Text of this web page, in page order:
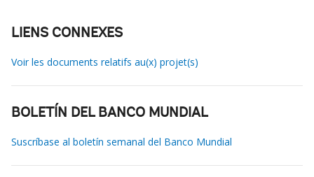
LIENS CONNEXES
Voir les documents relatifs au(x) projet(s)
BOLETÍN DEL BANCO MUNDIAL
Suscríbase al boletín semanal del Banco Mundial